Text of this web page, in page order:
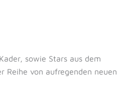
sowie Stars aus dem
Reihe von aufregenden neuen